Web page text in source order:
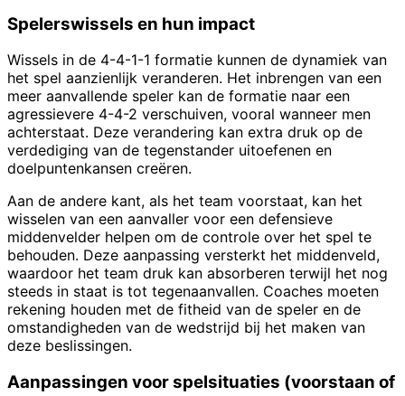
Spelerswissels en hun impact
Wissels in de 4-4-1-1 formatie kunnen de dynamiek van
het spel aanzienlijk veranderen. Het inbrengen van een
meer aanvallende speler kan de formatie naar een
agressievere 4-4-2 verschuiven, vooral wanneer men
achterstaat. Deze verandering kan extra druk op de
verdediging van de tegenstander uitoefenen en
doelpuntenkansen creëren.
Aan de andere kant, als het team voorstaat, kan het
wisselen van een aanvaller voor een defensieve
middenvelder helpen om de controle over het spel te
behouden. Deze aanpassing versterkt het middenveld,
waardoor het team druk kan absorberen terwijl het nog
steeds in staat is tot tegenaanvallen. Coaches moeten
rekening houden met de fitheid van de speler en de
omstandigheden van de wedstrijd bij het maken van
deze beslissingen.
Aanpassingen voor spelsituaties (voorstaan of